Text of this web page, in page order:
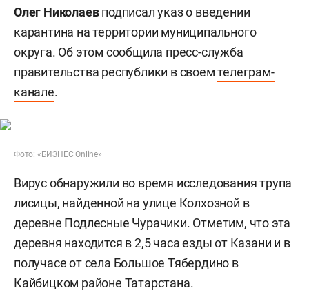
Олег Николаевподписал указ о введении
карантина на территории муниципального
округа. Об этом сообщила пресс-служба
правительства республики в своемтелеграм-
канале.
Фото: «БИЗНЕС Online»
Вирус обнаружили во время исследования трупа
лисицы, найденной на улице Колхозной в
деревне Подлесные Чурачики. Отметим, что эта
деревня находится в 2,5 часа езды от Казани и в
получасе от села Большое Тябердино в
Кайбицком районе Татарстана.